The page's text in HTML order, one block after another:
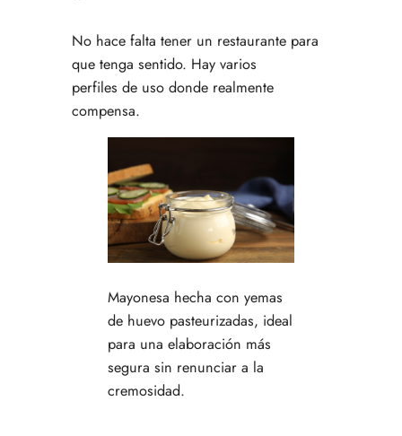
No hace falta tener un restaurante para
que tenga sentido. Hay varios
perfiles de uso donde realmente
compensa.
Mayonesa hecha con yemas
de huevo pasteurizadas, ideal
para una elaboración más
segura sin renunciar a la
cremosidad.